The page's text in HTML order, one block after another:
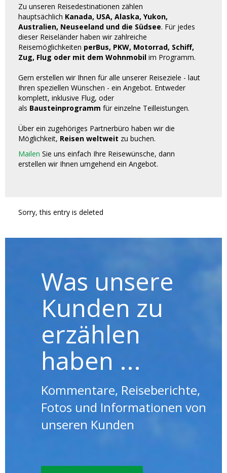
Zu unseren Reisedestinationen zählen
hauptsächlich Kanada, USA, Alaska, Yukon,
Australien, Neuseeland und die Südsee. Für jedes
dieser Reiseländer haben wir zahlreiche
Reisemöglichkeiten perBus, PKW, Motorrad, Schiff,
Zug, Flug oder mit dem Wohnmobil im Programm.
Gern erstellen wir Ihnen für alle unserer Reiseziele - laut
Ihren speziellen Wünschen - ein Angebot. Entweder
komplett, inklusive Flug, oder
als Bausteinprogramm für einzelne Teilleistungen.
Über ein zugehöriges Partnerbüro haben wir die
Möglichkeit, Reisen weltweit zu buchen.
Mailen Sie uns einfach Ihre Reisewünsche, dann
erstellen wir Ihnen umgehend ein Angebot.
Sorry, this entry is deleted
Was unsere
Kunden zu
erzählen
haben ...
Kommentare, Reiseberichte,
Fotos und Informationen von
unseren Kunden